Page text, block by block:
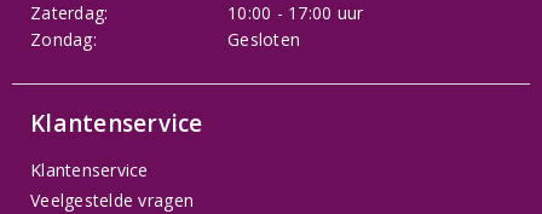
Zaterdag:
10:00 - 17:00 uur
Zondag:
Gesloten
Klantenservice
Klantenservice
Veelgestelde vragen